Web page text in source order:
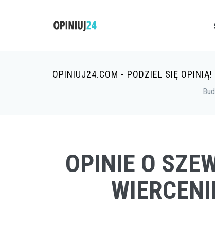
OPINIUJ24.COM - PODZIEL SIĘ OPINIĄ!
OPINIE O